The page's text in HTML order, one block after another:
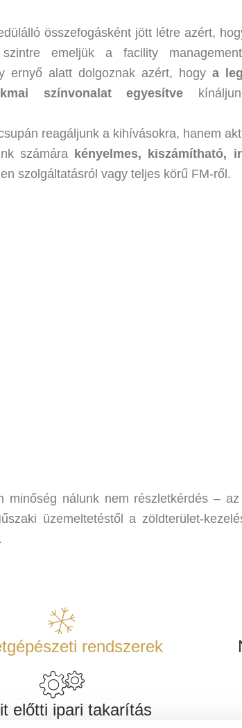
összefogásként jött létre azért,
emeljük a facility management
ernyő alatt dolgoznak azért, hogy a
színvonalat egyesítve
reagáljunk a kihívásokra, hanem
számára kényelmes, kiszámítható,
szolgáltatásról vagy teljes körű FM-ről.
minőség nálunk nem részletkérdés –
üzemeltetéstől a zöldterület-
rendszerek
előtti ipari takarítás